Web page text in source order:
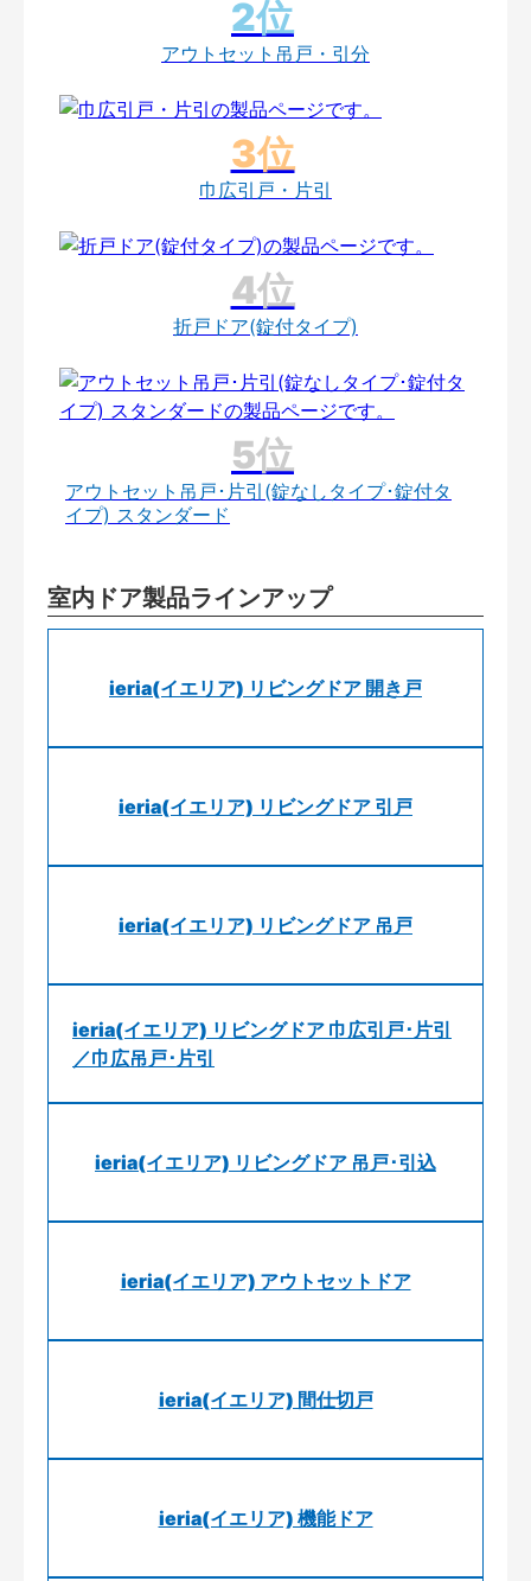
アウトセット吊戸・引分
巾広引戸・片引
折戸ドア(錠付タイプ)
アウトセット吊戸･片引(錠なしタイプ･錠付タ
イプ) スタンダード
室内ドア製品ラインアップ
ieria(イエリア) リビングドア 開き戸
ieria(イエリア) リビングドア 引戸
ieria(イエリア) リビングドア 吊戸
ieria(イエリア) リビングドア 巾広引戸･片引
／巾広吊戸･片引
ieria(イエリア) リビングドア 吊戸･引込
ieria(イエリア) アウトセットドア
ieria(イエリア) 間仕切戸
ieria(イエリア) 機能ドア